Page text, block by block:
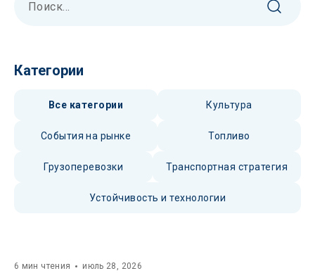
Категории
Все категории Культура
События на рынке Топливо
Грузоперевозки Транспортная стратегия
Устойчивость и технологии
6 мин чтения июль 28, 2026